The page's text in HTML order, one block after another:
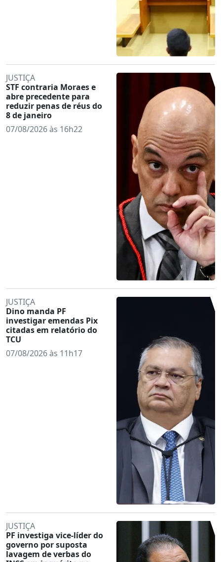
JUSTIÇA
STF contraria Moraes e
abre precedente para
reduzir penas de réus do
8 de janeiro
07/08/2026 às 16h22
JUSTIÇA
Dino manda PF
investigar emendas Pix
citadas em relatório do
TCU
07/08/2026 às 11h17
JUSTIÇA
PF investiga vice-líder do
governo por suposta
lavagem de verbas do